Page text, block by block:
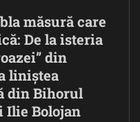
măsură care
De la isteria
din
liniștea
din Bihorul
Ilie Bolojan